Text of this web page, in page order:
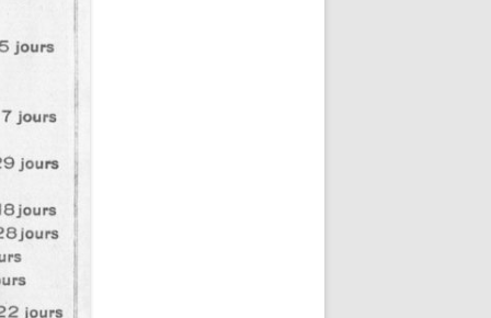
– PLAQUE
:
LEROUX